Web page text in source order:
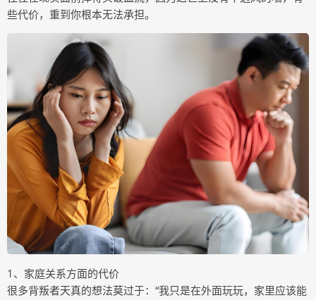
些代价，重到你根本无法承担。
1、家庭关系方面的代价
很多背叛者天真的想法莫过于：“我只是在外面玩玩，家里应该能